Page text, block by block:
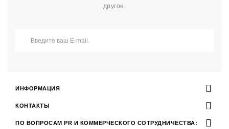
другое.
ИНФОРМАЦИЯ
КОНТАКТЫ
ПО ВОПРОСАМ PR И КОММЕРЧЕСКОГО СОТРУДНИЧЕСТВА: